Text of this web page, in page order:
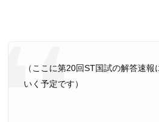
（ここに第20回ST国試の解答速
いく予定です）